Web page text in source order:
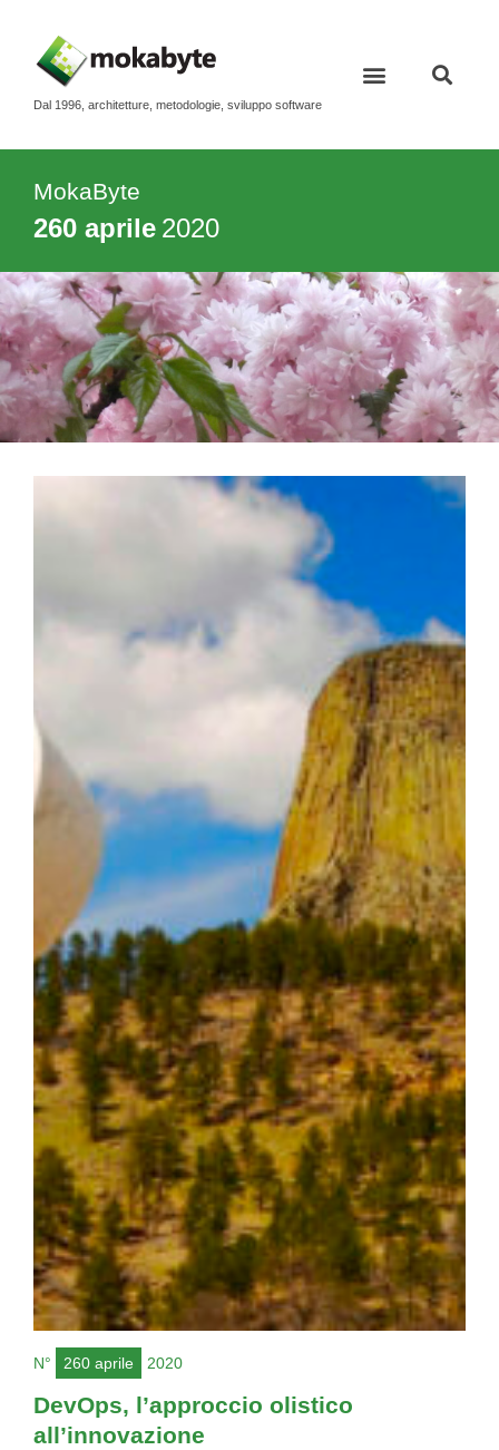
Dal 1996, architetture, metodologie, sviluppo software
MokaByte
260 aprile 2020
N° 260 aprile 2020
DevOps, l’approccio olistico
all’innovazione